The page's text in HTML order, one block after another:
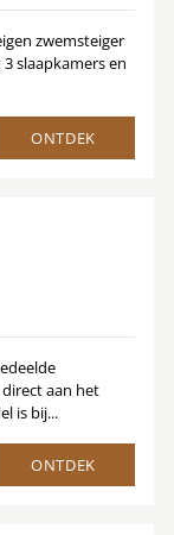
zwemsteiger
slaapkamers en
ONTDEK
9
aan het
is bij...
ONTDEK
9